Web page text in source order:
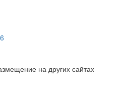
на других сайтах